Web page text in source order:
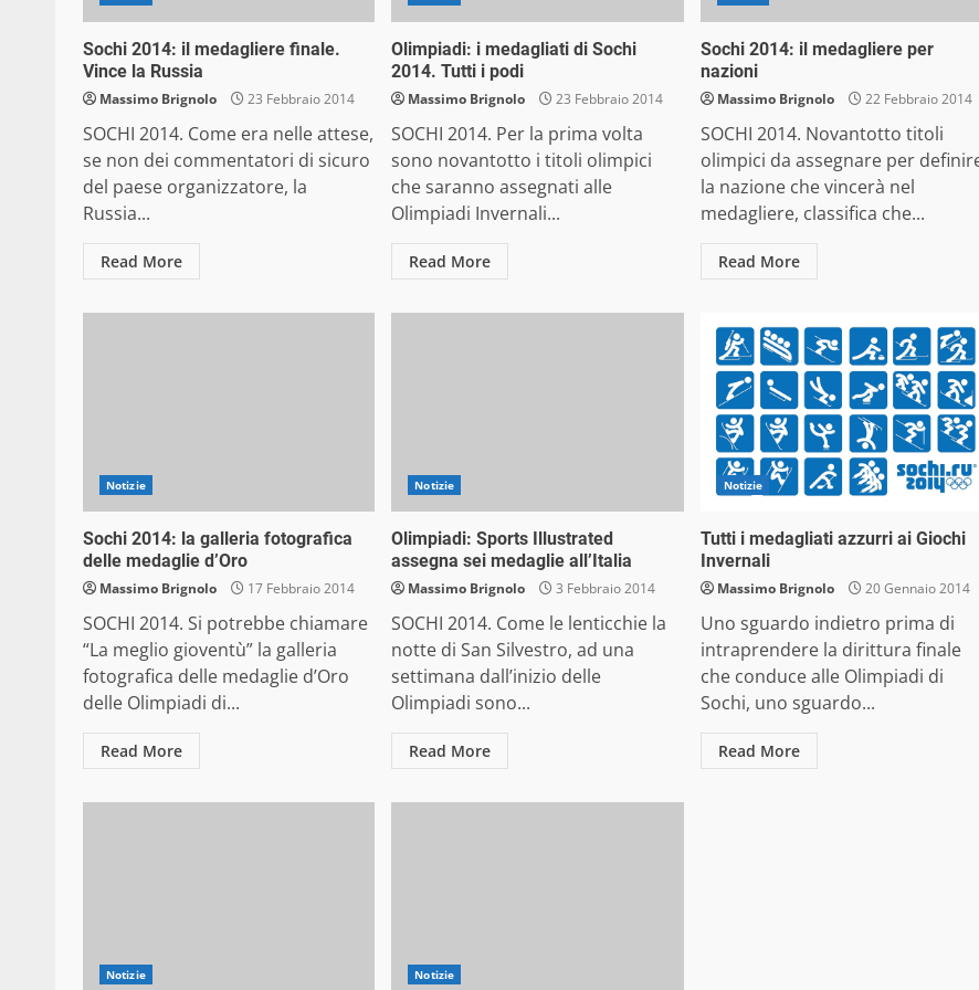
Sochi 2014: il medagliere finale.
Vince la Russia
Massimo Brignolo 23 Febbraio 2014
SOCHI 2014. Come era nelle attese,
se non dei commentatori di sicuro
del paese organizzatore, la
Russia...
Read More
Olimpiadi: i medagliati di Sochi
2014. Tutti i podi
Massimo Brignolo 23 Febbraio 2014
SOCHI 2014. Per la prima volta
sono novantotto i titoli olimpici
che saranno assegnati alle
Olimpiadi Invernali...
Read More
Sochi 2014: il medagliere per
nazioni
Massimo Brignolo 22 Febbraio 2014
SOCHI 2014. Novantotto titoli
olimpici da assegnare per
la nazione che vincerà nel
medagliere, classifica che...
Read More
Notizie
Sochi 2014: la galleria fotografica
delle medaglie d’Oro
Massimo Brignolo 17 Febbraio 2014
SOCHI 2014. Si potrebbe chiamare
“La meglio gioventù” la galleria
fotografica delle medaglie d’Oro
delle Olimpiadi di...
Read More
Notizie
Olimpiadi: Sports Illustrated
assegna sei medaglie all’Italia
Massimo Brignolo 3 Febbraio 2014
SOCHI 2014. Come le lenticchie la
notte di San Silvestro, ad una
settimana dall’inizio delle
Olimpiadi sono...
Read More
Notizie
Tutti i medagliati azzurri ai Giochi
Invernali
Massimo Brignolo 20 Gennaio 2014
Uno sguardo indietro prima di
intraprendere la dirittura finale
che conduce alle Olimpiadi di
Sochi, uno sguardo...
Read More
Notizie Notizie